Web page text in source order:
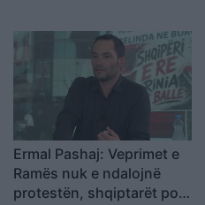
udhëhiqet nga nevojat e
Ermal Pashaj: Veprimet e
Ramës nuk e ndalojnë
protestën, shqiptarët po